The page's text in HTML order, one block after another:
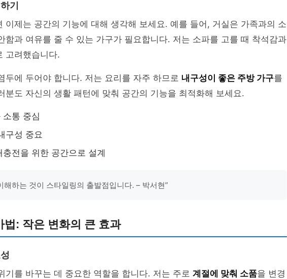
기
이제는 공간의 기능에 대해 생각해 보세요. 예를 들어, 거실은 가족과의 소
함과 여유를 줄 수 있는 가구가 필요합니다. 저는 소파를 고를 때 착석감과
고려했습니다.
두에 두어야 합니다. 저는 요리를 자주 하므로 내구성이 좋은 주방 가구를
분도 자신의 생활 패턴에 맞춰 공간의 기능을 최적화해 보세요.
소통 중심
구성 중요
전을 위한 공간으로 설계
해하는 것이 스타일링의 출발점입니다. – 박서현”
법: 작은 변화의 큰 효과
기를 바꾸는 데 중요한 역할을 합니다. 저는 주로 계절에 맞춰 소품을 변경